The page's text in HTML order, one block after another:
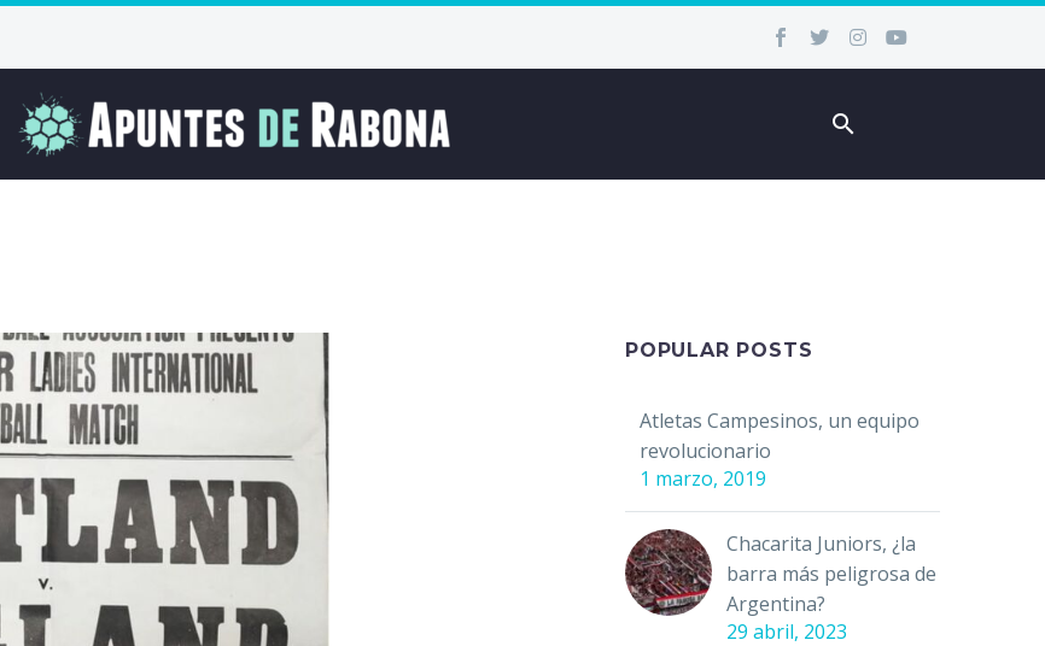
POPULAR POSTS
Atletas Campesinos, un equipo
revolucionario
1 marzo, 2019
Chacarita Juniors, ¿la
barra más peligrosa de
Argentina?
29 abril, 2023